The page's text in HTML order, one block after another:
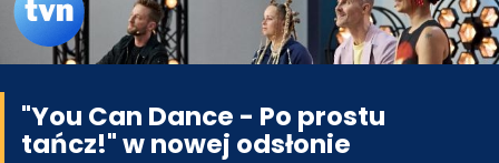
"You Can Dance - Po prostu
tańcz!" w nowej odsłonie